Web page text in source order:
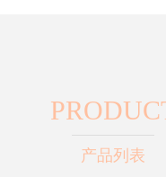
产品列表